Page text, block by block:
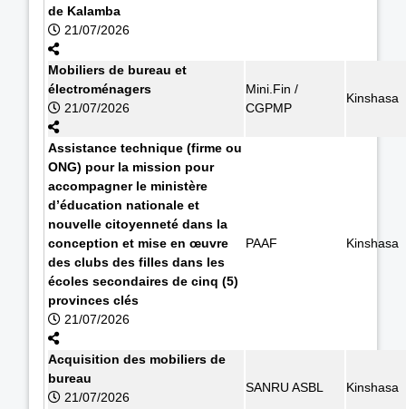
de Kalamba
21/07/2026
Mobiliers de bureau et
électroménagers
21/07/2026
Mini.Fin /
CGPMP
Kinshasa
Assistance technique (firme ou
ONG) pour la mission pour
accompagner le ministère
d’éducation nationale et
nouvelle citoyenneté dans la
conception et mise en œuvre
des clubs des filles dans les
écoles secondaires de cinq (5)
provinces clés
21/07/2026
PAAF Kinshasa
Acquisition des mobiliers de
bureau
21/07/2026
SANRU ASBL Kinshasa